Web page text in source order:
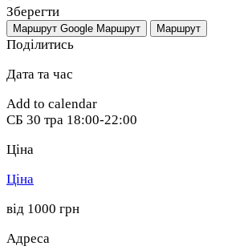
Зберегти
Маршрут Google Маршрут Маршрут
Поділитись
Дата та час
Add to calendar
СБ 30 тра 18:00-22:00
Ціна
Ціна
від 1000 грн
Адреса